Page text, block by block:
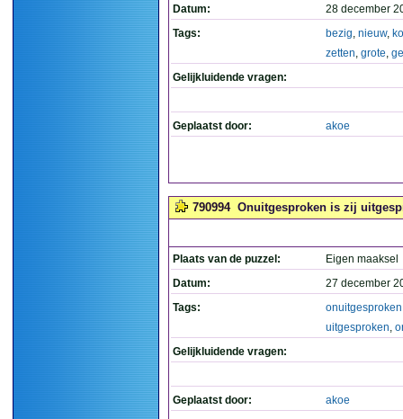
Datum:
28 december
Tags:
bezig, nieuw,
zetten, grote,
Gelijkluidende vragen:
Geplaatst door: akoe
790994 Onuitgesproken is zij
Plaats van de puzzel:
Eigen maaksel
Datum:
27 december
Tags:
onuitgesproken
uitgesproken,
Gelijkluidende vragen:
Geplaatst door: akoe